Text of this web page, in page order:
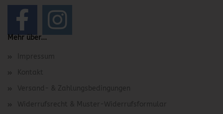
Mehr über...
Impressum
Kontakt
Versand- & Zahlungsbedingungen
Widerrufsrecht & Muster-Widerrufsformular